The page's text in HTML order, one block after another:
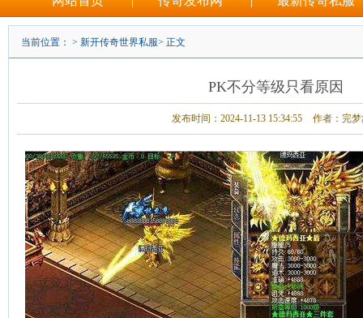
当前位置： > 新开传奇世界私服> 正文
PK不分等级只看原因
发布时间：2024-11-13 15:34:55 作者：完